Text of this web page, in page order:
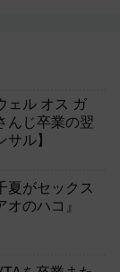
ェル オス ガ
んじ卒業の翌
サル】
夏がセックス
オのハコ』